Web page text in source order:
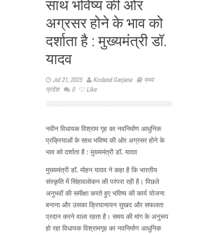
साथ भविष्य की ओर
अग्रसर होने के भाव को
दर्शाता है : मुख्यमंत्री डॉ.
यादव
Jul 21, 2025 Kodand Garjana
मध्य
प्रदेश
0 Like
नवीन विधायक विश्राम गृह का नवनिर्माण आधुनिक
प्रक्रियाओं के साथ भविष्य की ओर अग्रसर होने के
भाव को दर्शाता है : मुख्यमंत्री डॉ. यादव
मुख्यमंत्री डॉ. मोहन यादव ने कहा है कि भारतीय
संस्कृति में सिंहावलोकन की परंपरा रही है। पिछले
अनुभवों की समीक्षा करते हुए भविष्य की कार्य योजना
बनाना और उसका क्रियान्वयन सुखद और सफलता
प्रदान करने वाला रहता है। समय की मांग के अनुरूप
हो रहा विधायक विश्रामगृह का नवनिर्माण आधुनिक